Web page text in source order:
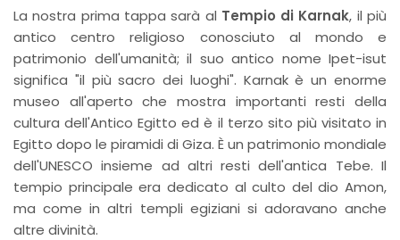
La nostra prima tappa sarà al Tempio di Karnak, il più
antico centro religioso conosciuto al mondo e
patrimonio dell'umanità; il suo antico nome Ipet-isut
significa "il più sacro dei luoghi". Karnak è un enorme
museo all'aperto che mostra importanti resti della
cultura dell'Antico Egitto ed è il terzo sito più visitato in
Egitto dopo le piramidi di Giza. È un patrimonio mondiale
dell'UNESCO insieme ad altri resti dell'antica Tebe. Il
tempio principale era dedicato al culto del dio Amon,
ma come in altri templi egiziani si adoravano anche
altre divinità.